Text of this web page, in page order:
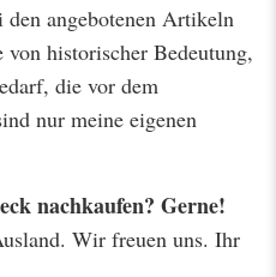
angebotenen Artikeln
historischer Bedeutung,
die vor dem
nur meine eigenen
nachkaufen? Gerne!
Wir freuen uns. Ihr